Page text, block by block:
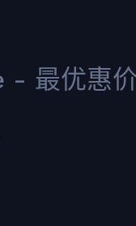
最优惠